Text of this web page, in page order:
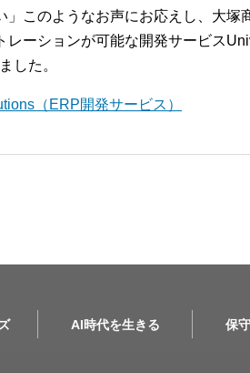
」このようなお声にお応えし、大塚
ーションが可能な開発サービス
した。
（ERP開発サービス）
AI時代を生きる 保